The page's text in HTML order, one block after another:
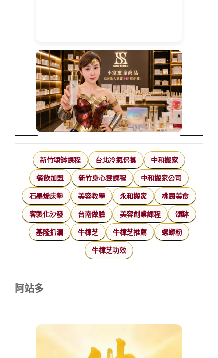
新竹頌缽課程 台北冷氣保養 中和搬家
餐飲加盟 新竹身心靈課程 中和搬家公司
石墨烯床墊 美容教學 永和搬家 桃園美食
客製化沙發 台南做臉 美容創業課程 頌缽
基隆抓漏 牛樟芝 牛樟芝推薦 螺螄粉
牛樟芝功效
阿站多